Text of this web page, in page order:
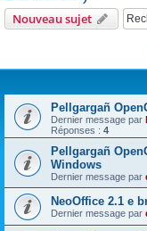
Nouveau sujet
Pellgargañ
Dernier message par
Réponses : 4
Pellgargañ
Windows
Dernier message par
NeoOffice 2.1 e
Dernier message par